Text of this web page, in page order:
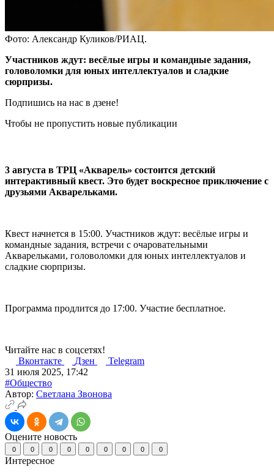
Фото: Александр Куликов/РИАЦ.
Участников ждут: весёлые игры и командные задания,
головоломки для юных интеллектуалов и сладкие
сюрпризы.
Подпишись на нас в дзене!
Чтобы не пропустить новые публикации
3 августа в ТРЦ «Акварель» состоится детский
интерактивный квест. Это будет воскресное приключение с
друзьями Акварельками.
Квест начнется в 15:00. Участников ждут: весёлые игры и
командные задания, встречи с очаровательными
Акварельками, головоломки для юных интеллектуалов и
сладкие сюрпризы.
Программа продлится до 17:00. Участие бесплатное.
Читайте нас в соцсетях!
Вконтакте
Дзен
Telegram
31 июля 2025, 17:42
#Общество
Автор: Светлана Звонова
Оцените новость
0 0 0 0 0 0 0 0 0
Интересное